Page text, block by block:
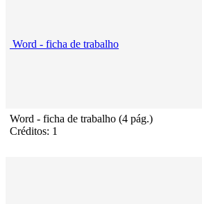
Word - ficha de trabalho
Word - ficha de trabalho (4 pág.)
Créditos: 1